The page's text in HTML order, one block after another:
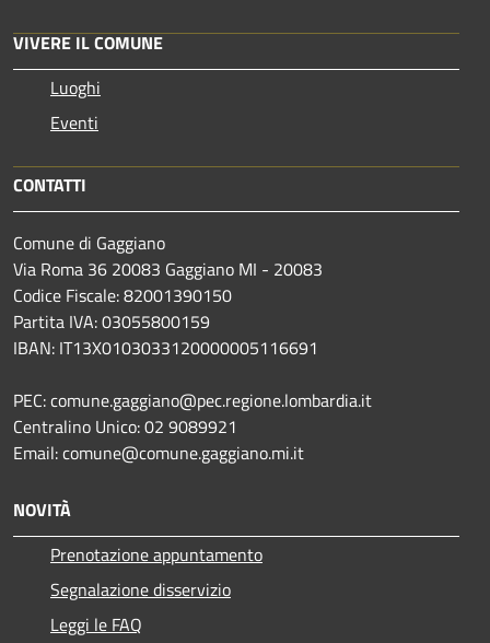
VIVERE IL COMUNE
Luoghi
Eventi
CONTATTI
Comune di Gaggiano
Via Roma 36 20083 Gaggiano MI - 20083
Codice Fiscale: 82001390150
Partita IVA: 03055800159
IBAN: IT13X0103033120000005116691
PEC: comune.gaggiano@pec.regione.lombardia.it
Centralino Unico: 02 9089921
Email: comune@comune.gaggiano.mi.it
NOVITÀ
Prenotazione appuntamento
Segnalazione disservizio
Leggi le FAQ